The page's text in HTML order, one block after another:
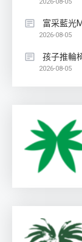
富采藍光
2026-08-05
孩子推輪
2026-08-05